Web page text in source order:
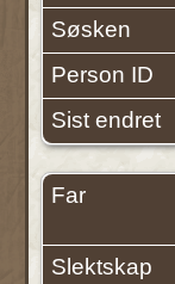
Søsken
Person ID
Sist endret
Far
Slektskap